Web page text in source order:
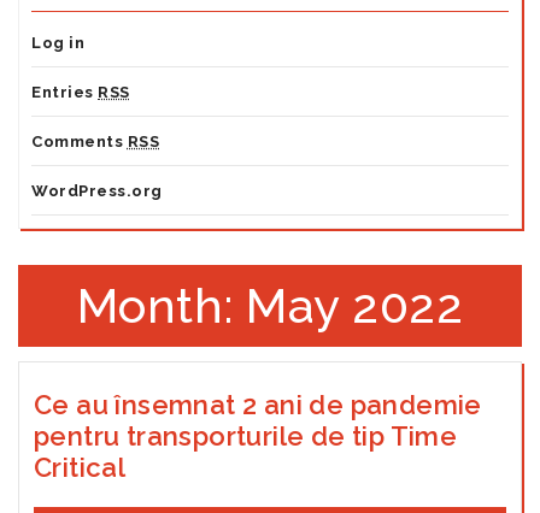
Log in
Entries RSS
Comments RSS
WordPress.org
Month: May 2022
Ce au însemnat 2 ani de pandemie
pentru transporturile de tip Time
Critical